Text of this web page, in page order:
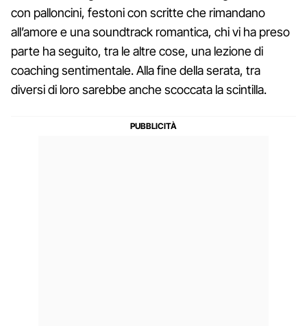
con palloncini, festoni con scritte che rimandano
all’amore e una soundtrack romantica, chi vi ha preso
parte ha seguito, tra le altre cose, una lezione di
coaching sentimentale. Alla fine della serata, tra
diversi di loro sarebbe anche scoccata la scintilla.